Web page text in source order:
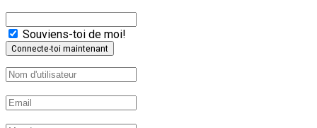
Souviens-toi de moi!